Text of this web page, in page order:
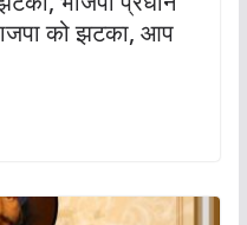
को झटका, आप